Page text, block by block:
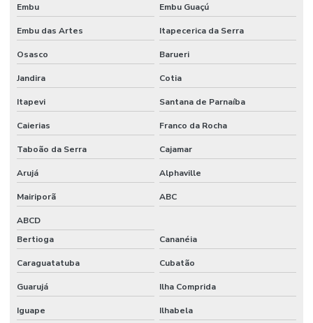
Embu Embu Guaçú
Embu das Artes Itapecerica da Serra
Osasco Barueri
Jandira Cotia
Itapevi Santana de Parnaíba
Caierias Franco da Rocha
Taboão da Serra Cajamar
Arujá Alphaville
Mairiporã ABC
ABCD
Bertioga
Cananéia
Caraguatatuba Cubatão
Guarujá Ilha Comprida
Iguape Ilhabela